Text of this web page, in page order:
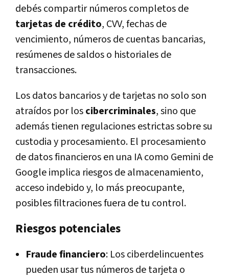
debés compartir números completos de
tarjetas de crédito, CVV, fechas de
vencimiento, números de cuentas bancarias,
resúmenes de saldos o historiales de
transacciones.
Los datos bancarios y de tarjetas no solo son
atraídos por loscibercriminales, sino que
además tienen regulaciones estrictas sobre su
custodia y procesamiento. El procesamiento
de datos financieros en una IA como Gemini de
Google implica riesgos de almacenamiento,
acceso indebido y, lo más preocupante,
posibles filtraciones fuera de tu control.
Riesgos potenciales
Fraude financiero: Los ciberdelincuentes
pueden usar tus números de tarjeta o